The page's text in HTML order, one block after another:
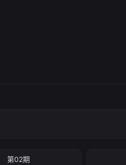
第02期